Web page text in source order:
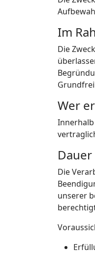
Im
Die
Wer
Die
unserer